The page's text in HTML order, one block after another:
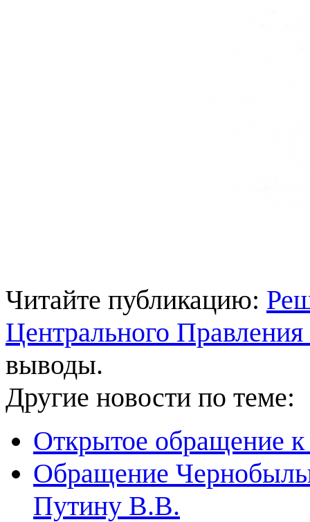
Читайте публикацию:
Центрального
выводы.
Другие новости по теме:
Открытое обращение к
Обращение
Путину В.В.